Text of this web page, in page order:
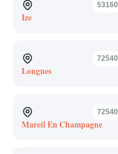
53160
Ize
72540
Longnes
72540
Mareil En Champagne